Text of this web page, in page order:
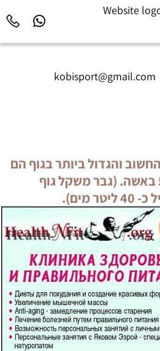
kobisport@gmail.com
והגדול ביותר בגוף הם
כ- 60% בגבר וכ- 50% באשה. (גבר משקל גוף